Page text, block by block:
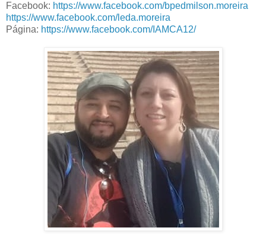
Facebook: https://www.facebook.com/bpedmilson.moreira
https://www.facebook.com/leda.moreira
Página: https://www.facebook.com/IAMCA12/